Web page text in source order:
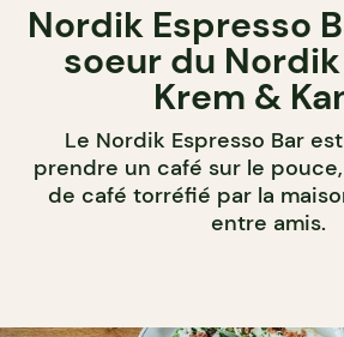
Nordik Espresso
soeur du
Krem &
Le Nordik Espresso Bar
prendre un café sur le
de café torréfié par la
entre amis.